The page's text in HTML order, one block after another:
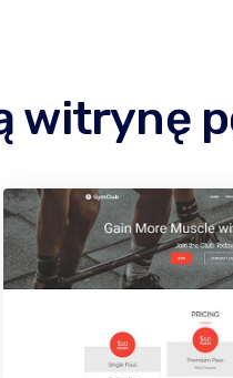
witrynę